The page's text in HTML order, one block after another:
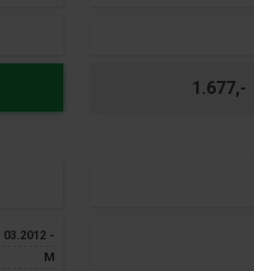
1.677,-
03.2012 -
M